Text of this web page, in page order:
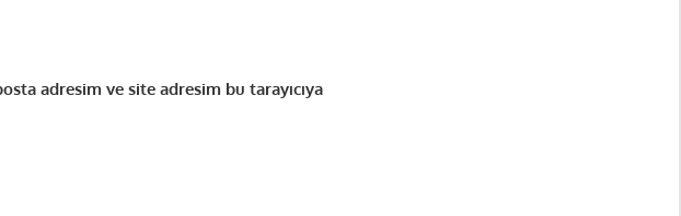
adresim ve site adresim bu tarayıcıya